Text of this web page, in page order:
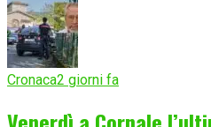
Cronaca2 giorni fa